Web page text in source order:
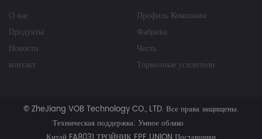
О нас
Продукты
Новости
контакт
Профиль Компании
Фабрика
Честь
Тормозные усилители
©ZheJiang VOB Technology CO., LTD. Все права защищены.
Техническая поддержка: Умное облако